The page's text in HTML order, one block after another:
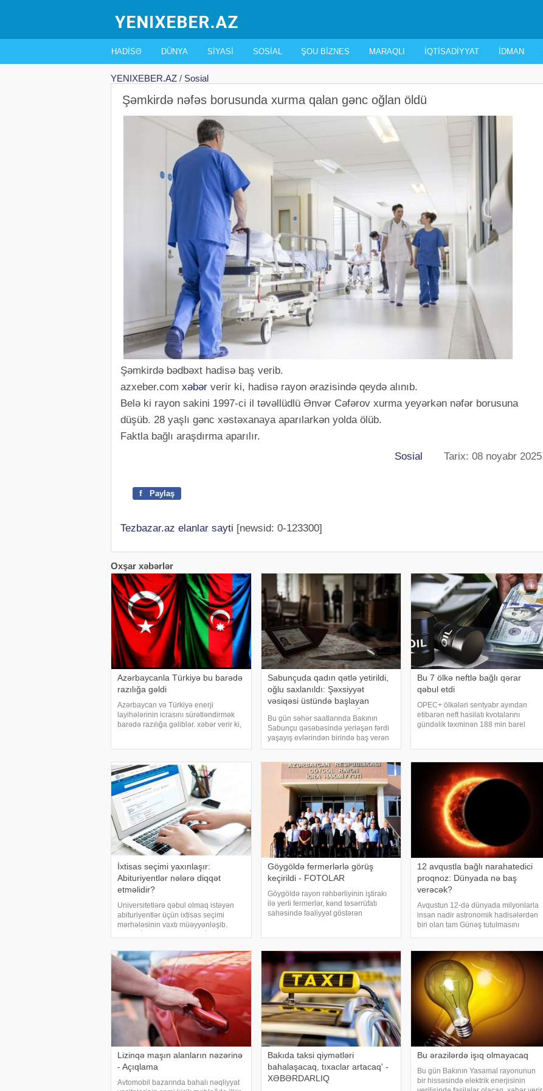
HADISƏ DÜNYA SIYASI SOSIAL ŞOU BIZNES MARAQLI İQTISADIYYAT İDMAN
YENIXEBER.AZ / Sosial
Şəmkirdə nəfəs borusunda xurma qalan gənc oğlan öldü
Şəmkirdə bədbəxt hadisə baş verib.
azxeber.com xəbər verir ki, hadisə rayon ərazisində qeydə alınıb.
Belə ki rayon sakini 1997-ci il təvəllüdlü Ənvər Cəfərov xurma yeyərkən nəfər borusuna
düşüb. 28 yaşlı gənc xəstəxanaya aparılarkən yolda ölüb.
Faktla bağlı araşdırma aparılır.
Sosial Tarix: 08 noyabr 2025
f Paylaş
Tezbazar.az elanlar sayti [newsid: 0-123300]
Oxşar xəbərlər
Azərbaycanla Türkiyə bu barədə
razılığa gəldi
Azərbaycan və Türkiyə enerji
layihələrinin icrasını sürətləndirmək
barədə razılığa gəliblər. xəbər verir ki,
Sabunçuda qadın qətlə yetirildi,
oğlu saxlanıldı: Şəxsiyyət
vəsiqəsi üstündə başlayan
Bu gün səhər saatlarında Bakının
Sabunçu qəsəbəsində yerləşən fərdi
yaşayış evlərindən birində baş verən
qətl hadisəsinin bəzi təfərrüatı məlum
ki, İddialara görə, 54 yaşl
Bu 7 ölkə neftlə bağlı qərar
qəbul etdi
OPEC+ ölkələri sentyabr ayından
etibarən neft hasilatı kvotalarını
gündəlik təxminən 188 min barel
dayandırılacaq
İxtisas seçimi yaxınlaşır:
Abituriyentlər nələrə diqqət
etməlidir?
Universitetlərə qəbul olmaq istəyən
abituriyentlər üçün ixtisas seçimi
mərhələsinin vaxtı müəyyənləşib.
keçiriləcəyini açıqlayıb. Bu il seçim
proses
Göygöldə fermerlərlə görüş
keçirildi - FOTOLAR
Göygöldə rayon rəhbərliyinin iştirakı
ilə yerli fermerlər, kənd təsərrüfatı
sahəsində fəaliyyət göstərən
görüşdə çıxı
12 avqustla bağlı narahatedici
proqnoz: Dünyada nə baş
verəcək?
Avqustun 12-də dünyada milyonlarla
insan nadir astronomik hadisələrdən
biri olan tam Günəş tutulmasını
hər 18 aydan bir baş versə də, onların
tam fazas
Lizinqə maşın alanların nəzərinə
- Açıqlama
Avtomobil bazarında bahalı nəqliyyat
Bakıda taksi qiymətləri
bahalaşacaq, tıxaclar artacaq' -
XƏBƏRDARLIQ
Bu ərazilərdə işıq olmayacaq
Bu gün Bakının Yasamal rayonunun
bir hissəsində elektrik enerjisinin